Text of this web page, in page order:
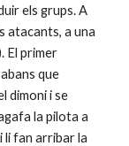
els grups. A
atacants, a una
El primer
que
dimoni i se
la pilota a
li fan arribar la